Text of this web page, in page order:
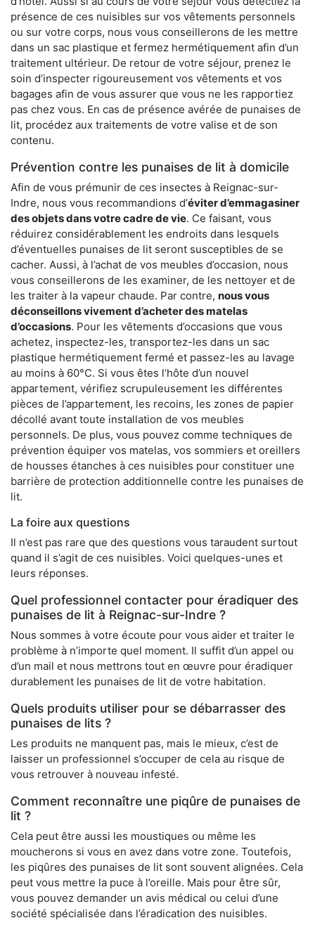
présence de ces nuisibles sur vos vêtements personnels
ou sur votre corps, nous vous conseillerons de les mettre
dans un sac plastique et fermez hermétiquement afin d’un
traitement ultérieur. De retour de votre séjour, prenez le
soin d’inspecter rigoureusement vos vêtements et vos
bagages afin de vous assurer que vous ne les rapportiez
pas chez vous. En cas de présence avérée de punaises de
lit, procédez aux traitements de votre valise et de son
contenu.
Prévention contre les punaises de lit à domicile
Afin de vous prémunir de ces insectes à Reignac-sur-
Indre, nous vous recommandions d’éviter d’emmagasiner
des objets dans votre cadre de vie. Ce faisant, vous
réduirez considérablement les endroits dans lesquels
d’éventuelles punaises de lit seront susceptibles de se
cacher. Aussi, à l’achat de vos meubles d’occasion, nous
vous conseillerons de les examiner, de les nettoyer et de
les traiter à la vapeur chaude. Par contre, nous vous
déconseillons vivement d’acheter des matelas
d’occasions. Pour les vêtements d’occasions que vous
achetez, inspectez-les, transportez-les dans un sac
plastique hermétiquement fermé et passez-les au lavage
au moins à 60°C. Si vous êtes l’hôte d’un nouvel
appartement, vérifiez scrupuleusement les différentes
pièces de l’appartement, les recoins, les zones de papier
décollé avant toute installation de vos meubles
personnels. De plus, vous pouvez comme techniques de
prévention équiper vos matelas, vos sommiers et oreillers
de housses étanches à ces nuisibles pour constituer une
barrière de protection additionnelle contre les punaises de
lit.
La foire aux questions
Il n’est pas rare que des questions vous taraudent surtout
quand il s’agit de ces nuisibles. Voici quelques-unes et
leurs réponses.
Quel professionnel contacter pour éradiquer des
punaises de lit à Reignac-sur-Indre ?
Nous sommes à votre écoute pour vous aider et traiter le
problème à n’importe quel moment. Il suffit d’un appel ou
d’un mail et nous mettrons tout en œuvre pour éradiquer
durablement les punaises de lit de votre habitation.
Quels produits utiliser pour se débarrasser des
punaises de lits ?
Les produits ne manquent pas, mais le mieux, c’est de
laisser un professionnel s’occuper de cela au risque de
vous retrouver à nouveau infesté.
Comment reconnaître une piqûre de punaises de
lit ?
Cela peut être aussi les moustiques ou même les
moucherons si vous en avez dans votre zone. Toutefois,
les piqûres des punaises de lit sont souvent alignées. Cela
peut vous mettre la puce à l’oreille. Mais pour être sûr,
vous pouvez demander un avis médical ou celui d’une
société spécialisée dans l’éradication des nuisibles.